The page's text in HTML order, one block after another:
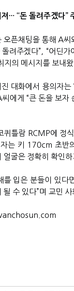
··· “돈 돌려주겠다”
오픈채팅을 통해 A
려주겠다”, “어딘
지의 메시지를 보내
대화에서 용의자
에게 “큰 돈을 보자
퀴틀람 RCMP에 정
는 키 170cm 초반
얼굴은 정확히 확인
를 입은 분들이 있다
될 수 있다”며 교민